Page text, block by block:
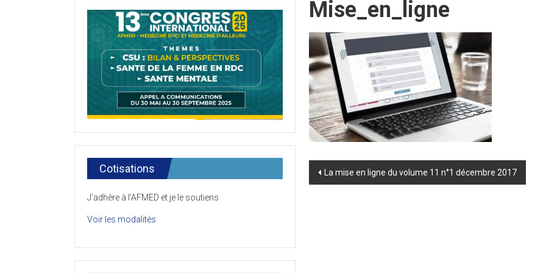
Mise_en_ligne
Post
La mise en ligne du volume 11 n°1 décembre 2017
Cotisations
J’adhère à l’AFMED et je le soutiens
Voir les modalités